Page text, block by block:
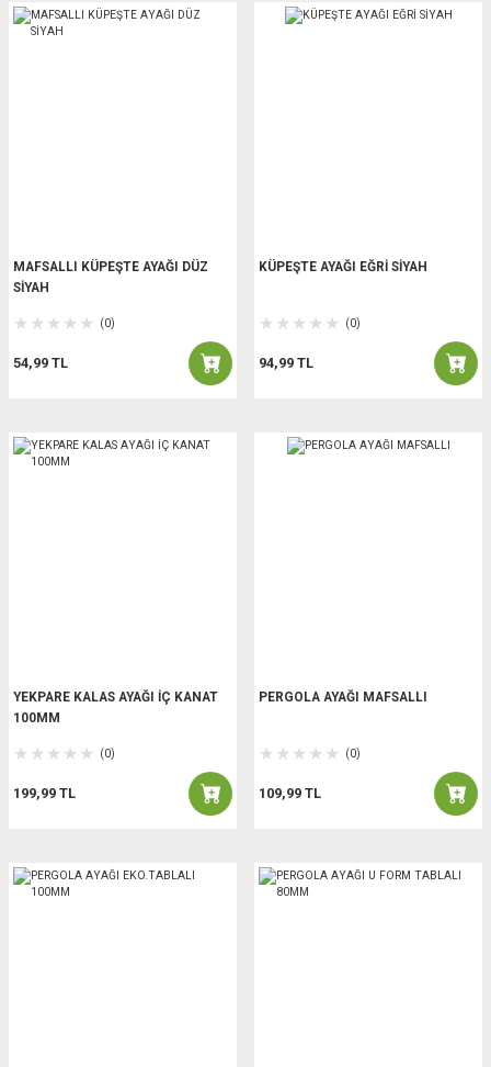
MAFSALLI KÜPEŞTE AYAĞI DÜZ
SİYAH
(0)
54,99 TL
KÜPEŞTE AYAĞI EĞRİ SİYAH
(0)
94,99 TL
YEKPARE KALAS AYAĞI İÇ KANAT
100MM
(0)
199,99 TL
PERGOLA AYAĞI MAFSALLI
(0)
109,99 TL